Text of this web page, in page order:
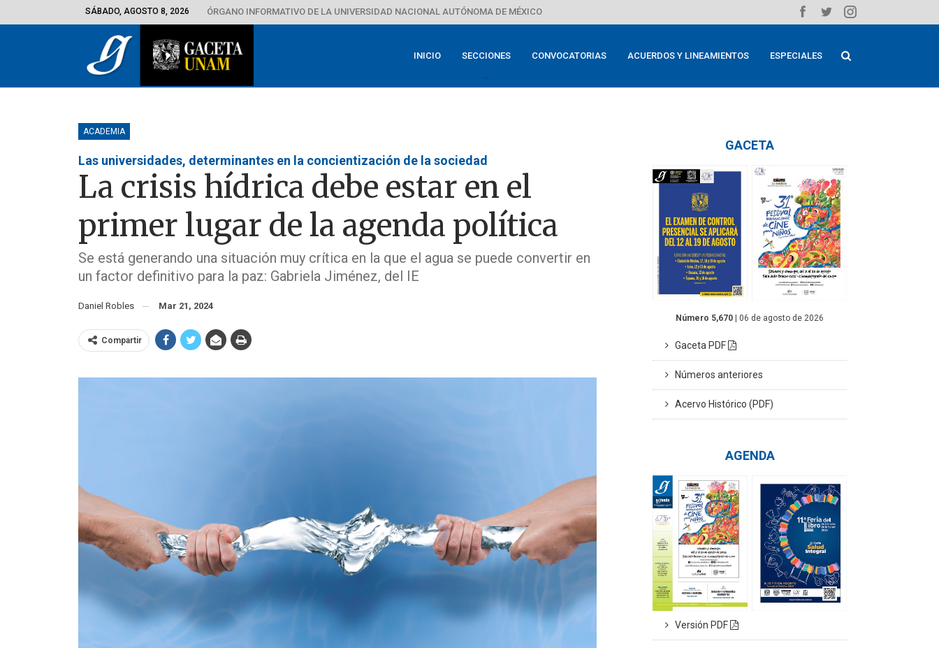
SÁBADO, AGOSTO 8, 2026 ÓRGANO INFORMATIVO DE LA UNIVERSIDAD NACIONAL AUTÓNOMA DE MÉXICO
INICIO SECCIONES CONVOCATORIAS ACUERDOS Y LINEAMIENTOS ESPECIALES
ACADEMIA
Las universidades, determinantes en la concientización de la sociedad
La crisis hídrica debe estar en el
primer lugar de la agenda política
Se está generando una situación muy crítica en la que el agua se puede convertir en
un factor definitivo para la paz: Gabriela Jiménez, del IE
Daniel Robles Mar 21, 2024
Compartir
GACETA
Número 5,670 | 06 de agosto de 2026
Gaceta PDF
Números anteriores
Acervo Histórico (PDF)
AGENDA
Versión PDF